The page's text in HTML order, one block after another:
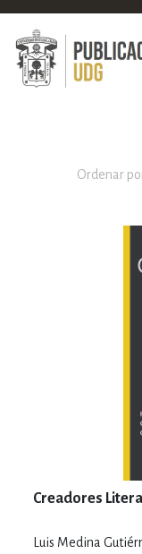
Ordenar
Creadores
Luis Medina